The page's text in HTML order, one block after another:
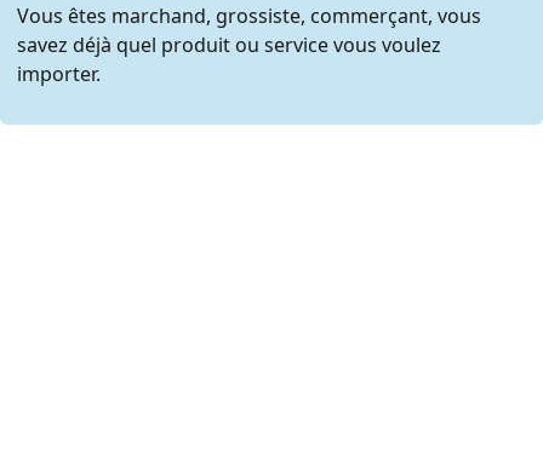
Vous êtes marchand, grossiste, commerçant, vous
savez déjà quel produit ou service vous voulez
importer.